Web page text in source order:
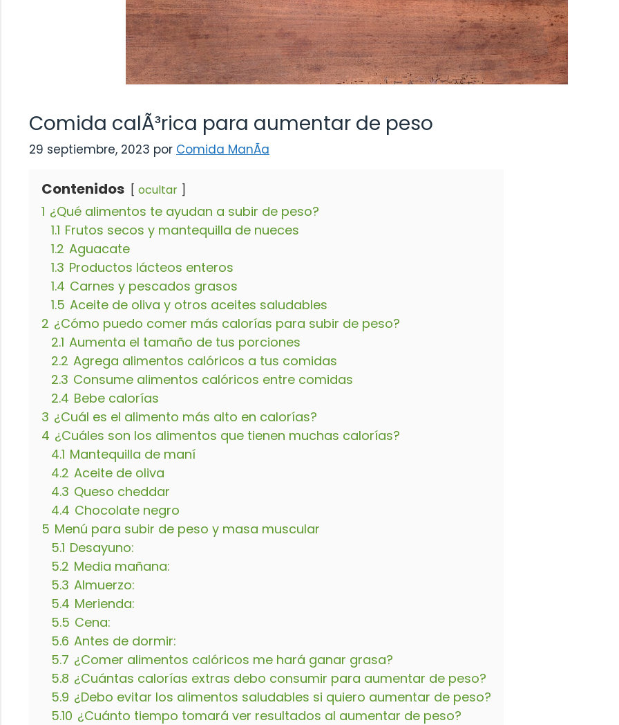
Comida calÃ³rica para aumentar de peso
29 septiembre, 2023 por Comida ManÃ­a
Contenidos ocultar
1 ¿Qué alimentos te ayudan a subir de peso?
1.1 Frutos secos y mantequilla de nueces
1.2 Aguacate
1.3 Productos lácteos enteros
1.4 Carnes y pescados grasos
1.5 Aceite de oliva y otros aceites saludables
2 ¿Cómo puedo comer más calorías para subir de peso?
2.1 Aumenta el tamaño de tus porciones
2.2 Agrega alimentos calóricos a tus comidas
2.3 Consume alimentos calóricos entre comidas
2.4 Bebe calorías
3 ¿Cuál es el alimento más alto en calorías?
4 ¿Cuáles son los alimentos que tienen muchas calorías?
4.1 Mantequilla de maní
4.2 Aceite de oliva
4.3 Queso cheddar
4.4 Chocolate negro
5 Menú para subir de peso y masa muscular
5.1 Desayuno:
5.2 Media mañana:
5.3 Almuerzo:
5.4 Merienda:
5.5 Cena:
5.6 Antes de dormir:
5.7 ¿Comer alimentos calóricos me hará ganar grasa?
5.8 ¿Cuántas calorías extras debo consumir para aumentar de peso?
5.9 ¿Debo evitar los alimentos saludables si quiero aumentar de peso?
5.10 ¿Cuánto tiempo tomará ver resultados al aumentar de peso?